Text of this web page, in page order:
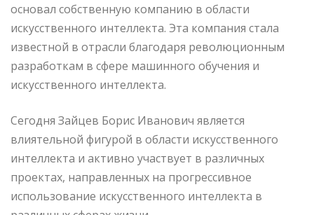
основал собственную компанию в области
искусственного интеллекта. Эта компания стала
известной в отрасли благодаря революционным
разработкам в сфере машинного обучения и
искусственного интеллекта.
Сегодня Зайцев Борис Иванович является
влиятельной фигурой в области искусственного
интеллекта и активно участвует в различных
проектах, направленных на прогрессивное
использование искусственного интеллекта в